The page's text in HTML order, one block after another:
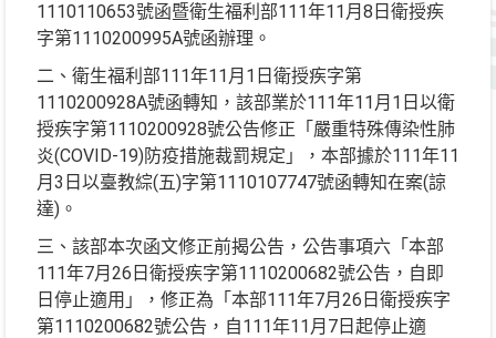
1110110653號函暨衛生福利部111年11月8日衛授疾
字第1110200995A號函辦理。
二、衛生福利部111年11月1日衛授疾字第
1110200928A號函轉知，該部業於111年11月1日以衛
授疾字第1110200928號公告修正「嚴重特殊傳染性肺
炎(COVID-19)防疫措施裁罰規定」，本部據於111年11
月3日以臺教綜(五)字第1110107747號函轉知在案(諒
達)。
三、該部本次函文修正前揭公告，公告事項六「本部
111年7月26日衛授疾字第1110200682號公告，自即
日停止適用」，修正為「本部111年7月26日衛授疾字
第1110200682號公告，自111年11月7日起停止適